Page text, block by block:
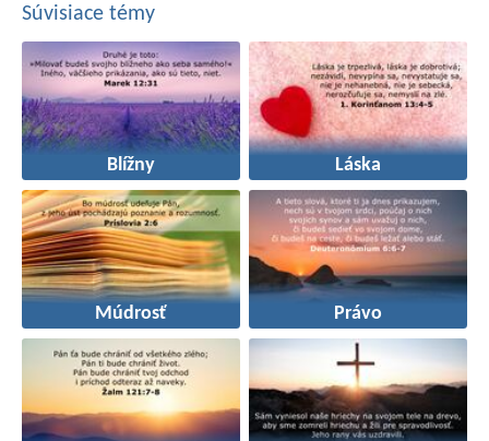
Súvisiace témy
Blížny Láska
Múdrosť Právo